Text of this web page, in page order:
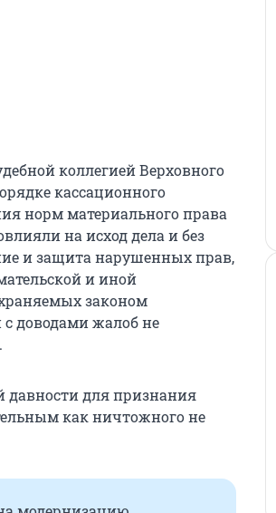
коллегией Верховного
кассационного
норм материального права
на исход дела и без
и защита нарушенных прав,
и иной
законом
доводами жалоб не
давности для признания
как ничтожного не